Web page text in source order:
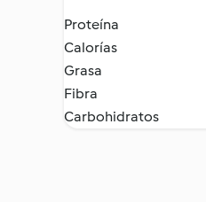
Proteína
Calorías
Grasa
Fibra
Carbohidratos